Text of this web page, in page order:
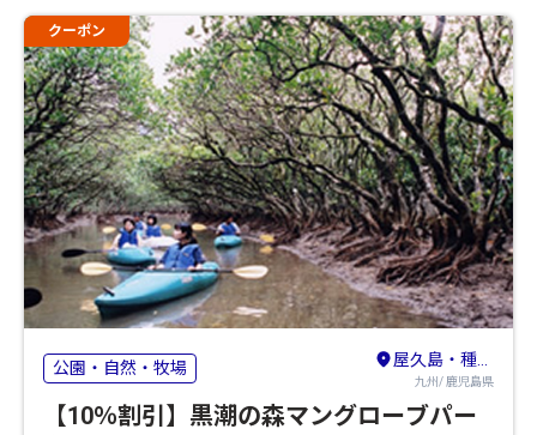
クーポン
公園・自然・牧場 屋久島・種子島・奄美群島
九州/ 鹿児島県
【10％割引】黒潮の森マングローブパー